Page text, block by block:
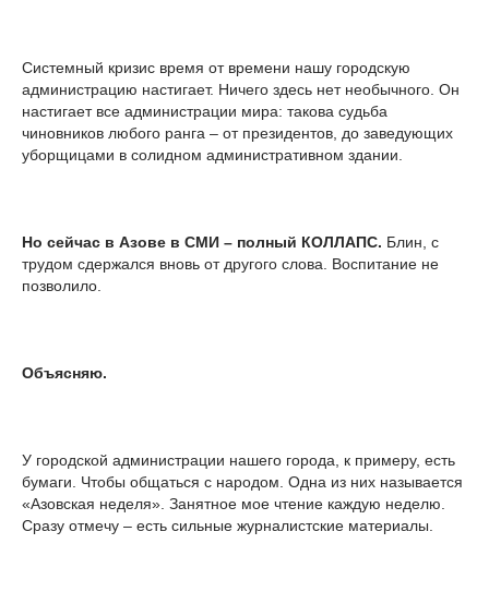
Системный кризис время от времени нашу городскую
администрацию настигает. Ничего здесь нет необычного. Он
настигает все администрации мира: такова судьба
чиновников любого ранга – от президентов, до заведующих
уборщицами в солидном административном здании.
Но сейчас в Азове в СМИ – полный КОЛЛАПС. Блин, с
трудом сдержался вновь от другого слова. Воспитание не
позволило.
Объясняю.
У городской администрации нашего города, к примеру, есть
бумаги. Чтобы общаться с народом. Одна из них называется
«Азовская неделя». Занятное мое чтение каждую неделю.
Сразу отмечу – есть сильные журналистские материалы.